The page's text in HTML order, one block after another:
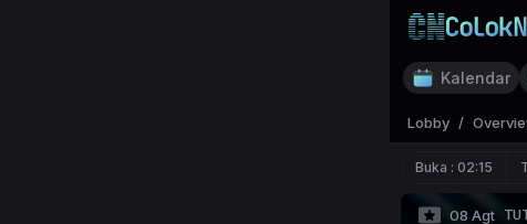
Kalendar
Lobby /
Buka : 02:15
08 Agt